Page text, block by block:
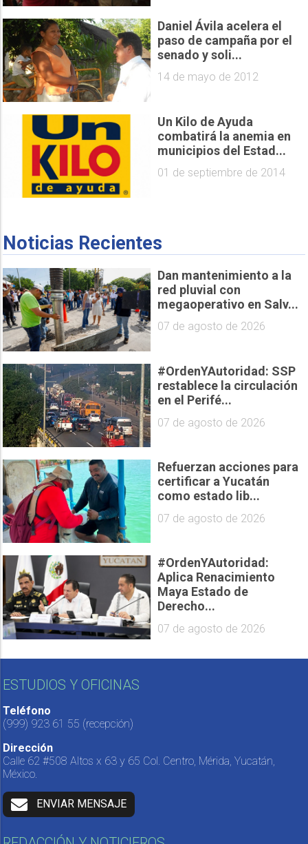
Daniel Ávila acelera el
paso de campaña por el
senado y soli...
14 de mayo de 2012
Un Kilo de Ayuda
combatirá la anemia en
municipios del Estad...
01 de septiembre de 2014
Noticias Recientes
Dan mantenimiento a la
red pluvial con
megaoperativo en Salv...
07 de agosto de 2026
#OrdenYAutoridad: SSP
restablece la circulación
en el Perifé...
07 de agosto de 2026
Refuerzan acciones para
certificar a Yucatán
como estado lib...
07 de agosto de 2026
#OrdenYAutoridad:
Aplica Renacimiento
Maya Estado de
Derecho...
07 de agosto de 2026
ESTUDIOS Y OFICINAS
Teléfono
(999) 923 61 55 (recepción)
Dirección
Calle 62 #508 Altos x 63 y 65 Col. Centro, Mérida, Yucatán,
México.
ENVIAR MENSAJE